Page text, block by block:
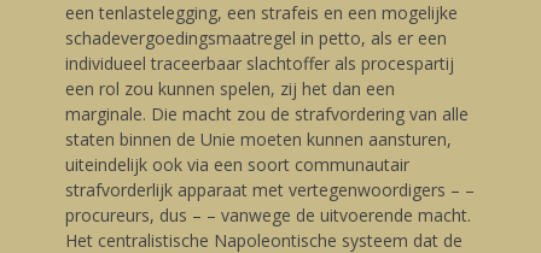
een tenlastelegging, een strafeis en een mogelijke
schadevergoedingsmaatregel in petto, als er een
individueel traceerbaar slachtoffer als procespartij
een rol zou kunnen spelen, zij het dan een
marginale. Die macht zou de strafvordering van alle
staten binnen de Unie moeten kunnen aansturen,
uiteindelijk ook via een soort communautair
strafvorderlijk apparaat met vertegenwoordigers – –
procureurs, dus – – vanwege de uitvoerende macht.
Het centralistische Napoleontische systeem dat de